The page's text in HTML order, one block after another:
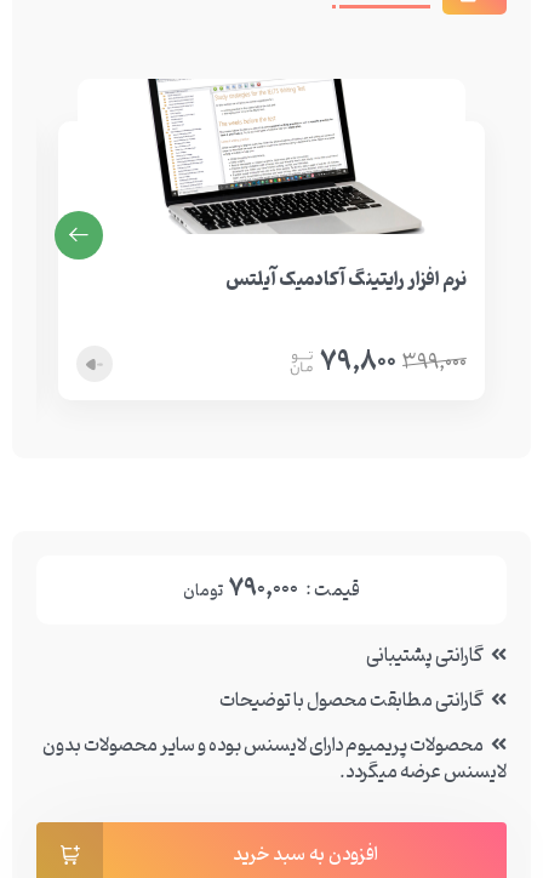
نرم افزار رایتینگ آکادمیک آیلتس
79,800399,000
قیمت : 790,000تومان
گارانتی پشتیبانی
گارانتی مطابقت محصول با توضیحات
محصولات پریمیوم دارای لایسنس بوده و سایر محصولات بدون
لایسنس عرضه میگردد.
افزودن به سبد خرید